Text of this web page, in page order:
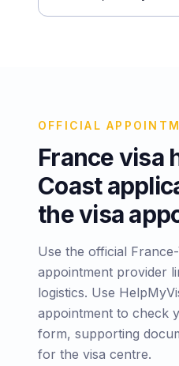
OFFICIAL
France visa
Coast
the visa
Use the official
appointment provider
logistics. Use
appointment to check
form, supporting
for the visa centre.